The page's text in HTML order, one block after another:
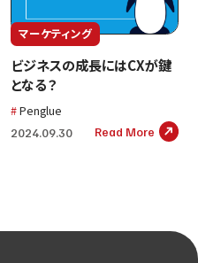
マーケティング
ビジネスの成長にはCXが鍵
となる？
Penglue
2024.09.30 Read More